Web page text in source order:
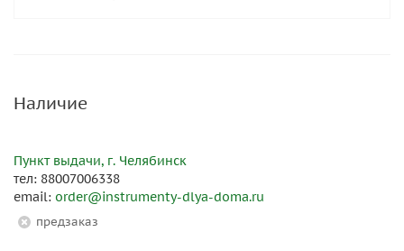
Наличие
Пункт выдачи, г. Челябинск
тел: 88007006338
email: order@instrumenty-dlya-doma.ru
Предзаказ